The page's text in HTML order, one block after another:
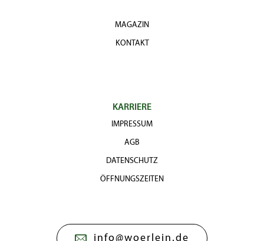
MAGAZIN
KONTAKT
KARRIERE
IMPRESSUM
AGB
DATENSCHUTZ
ÖFFNUNGSZEITEN
info@woerlein.de